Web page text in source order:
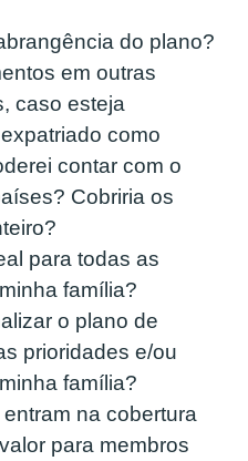
do plano?
em outras
caso esteja
como
contar com o
Cobriria os
para todas as
família?
o plano de
prioridades e/ou
família?
na cobertura
para membros